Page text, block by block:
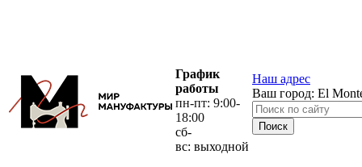
График
работы
пн-пт: 9:00-
18:00
сб-
вс: выходной
Наш адрес
Ваш город: El